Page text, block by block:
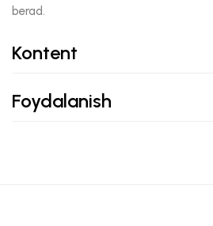
berad.
Kontent
Foydalanish